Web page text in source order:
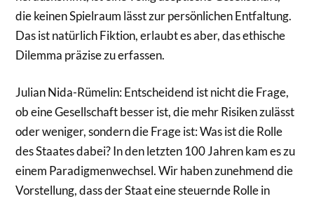
die keinen Spielraum lässt zur persönlichen Entfaltung.
Das ist natürlich Fiktion, erlaubt es aber, das ethische
Dilemma präzise zu erfassen.
Julian Nida-Rümelin: Entscheidend ist nicht die Frage,
ob eine Gesellschaft besser ist, die mehr Risiken zulässt
oder weniger, sondern die Frage ist: Was ist die Rolle
des Staates dabei? In den letzten 100 Jahren kam es zu
einem Paradigmenwechsel. Wir haben zunehmend die
Vorstellung, dass der Staat eine steuernde Rolle in